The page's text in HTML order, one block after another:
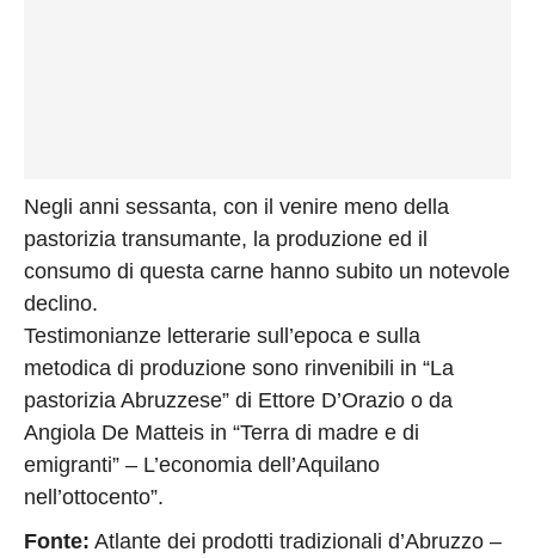
Negli anni sessanta, con il venire meno della
pastorizia transumante, la produzione ed il
consumo di questa carne hanno subito un notevole
declino.
Testimonianze letterarie sull’epoca e sulla
metodica di produzione sono rinvenibili in “La
pastorizia Abruzzese” di Ettore D’Orazio o da
Angiola De Matteis in “Terra di madre e di
emigranti” – L’economia dell’Aquilano
nell’ottocento”.
Fonte: Atlante dei prodotti tradizionali d’Abruzzo –